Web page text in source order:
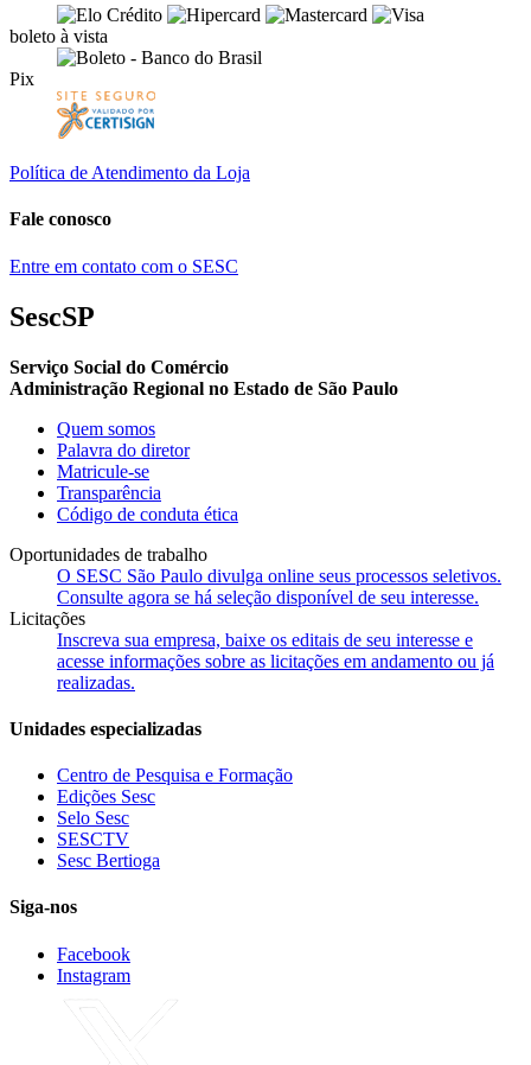
boleto à vista
Pix
Política de Atendimento da Loja
Fale conosco
Entre em contato com o SESC
SescSP
Serviço Social do Comércio
Administração Regional no Estado de São Paulo
Quem somos
Palavra do diretor
Matricule-se
Transparência
Código de conduta ética
Oportunidades de trabalho
O SESC São Paulo divulga online seus processos seletivos.
Consulte agora se há seleção disponível de seu interesse.
Licitações
Inscreva sua empresa, baixe os editais de seu interesse e
acesse informações sobre as licitações em andamento ou já
realizadas.
Unidades especializadas
Centro de Pesquisa e Formação
Edições Sesc
Selo Sesc
SESCTV
Sesc Bertioga
Siga-nos
Facebook
Instagram